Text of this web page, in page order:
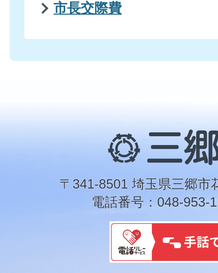
市長交際費
三
郷
市
〒341-8501 埼玉県三郷市
電話番号：048-953-